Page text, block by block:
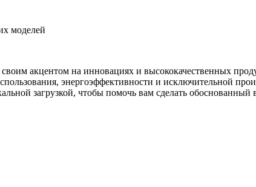
моделей
акцентом на инновациях и высококачественных
энергоэффективности и исключительной
загрузкой, чтобы помочь вам сделать